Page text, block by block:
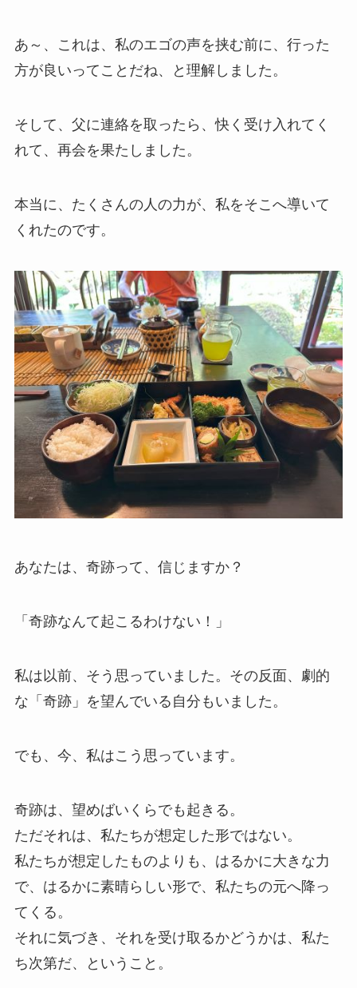
あ～、これは、私のエゴの声を挟む前に、行った
方が良いってことだね、と理解しました。
そして、父に連絡を取ったら、快く受け入れてく
れて、再会を果たしました。
本当に、たくさんの人の力が、私をそこへ導いて
くれたのです。
あなたは、奇跡って、信じますか？
「奇跡なんて起こるわけない！」
私は以前、そう思っていました。その反面、劇的
な「奇跡」を望んでいる自分もいました。
でも、今、私はこう思っています。
奇跡は、望めばいくらでも起きる。
ただそれは、私たちが想定した形ではない。
私たちが想定したものよりも、はるかに大きな力
で、はるかに素晴らしい形で、私たちの元へ降っ
てくる。
それに気づき、それを受け取るかどうかは、私た
ち次第だ、ということ。